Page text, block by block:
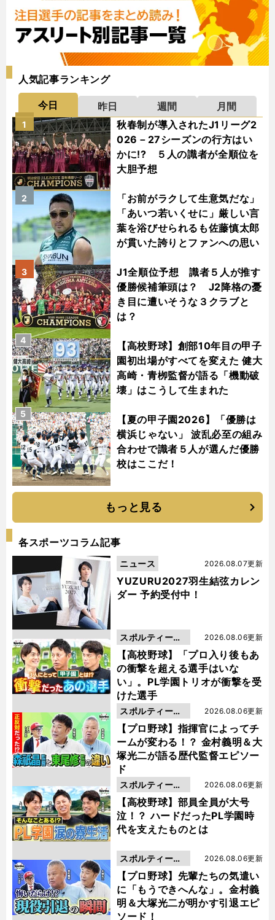
人気記事ランキング
今日 昨日 週間
月間
秋春制が導入されたJ1リーグ2
026－27シーズンの行方はい
かに!? ５人の識者が全順位を
大胆予想
1
「お前がラクして生意気だな」
「あいつ若いくせに」厳しい言
葉を浴びせられるも佐藤慎太郎
が貫いた誇りとファンへの思い
2
J1全順位予想 識者５人が推す
優勝候補筆頭は？ J2降格の憂
き目に遭いそうな３クラブと
は？
3
【高校野球】創部10年目の甲子
園初出場がすべてを変えた 健大
高崎・青栁監督が語る「機動破
壊」はこうして生まれた
4
【夏の甲子園2026】「優勝は
横浜じゃない」 波乱必至の組み
合わせで識者５人が選んだ優勝
校はここだ！
5
もっと見る
各スポーツコラム記事
YUZURU2027羽生結弦カレン
ダー 予約受付中！
2026.08.07更新
ニュース
【高校野球】「プロ入り後もあ
の衝撃を超える選手はいな
い」。PL学園トリオが衝撃を受
けた選手
2026.08.06更新
スポルティーバ
動画
【プロ野球】指揮官によってチ
ームが変わる！？ 金村義明＆大
塚光二が語る歴代監督エピソー
ド
2026.08.06更新
スポルティーバ
動画
【高校野球】部員全員が大号
泣！？ ハードだったPL学園時
代を支えたものとは
2026.08.06更新
スポルティーバ
動画
【プロ野球】先輩たちの気遣い
に「もうできへんな」。金村義
明＆大塚光二が明かす引退エピ
ソード！
2026.08.06更新
スポルティーバ
動画